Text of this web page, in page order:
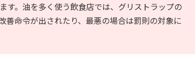
す。油を多く使う飲食店では、グリストラップの
善命令が出されたり、最悪の場合は罰則の対象に